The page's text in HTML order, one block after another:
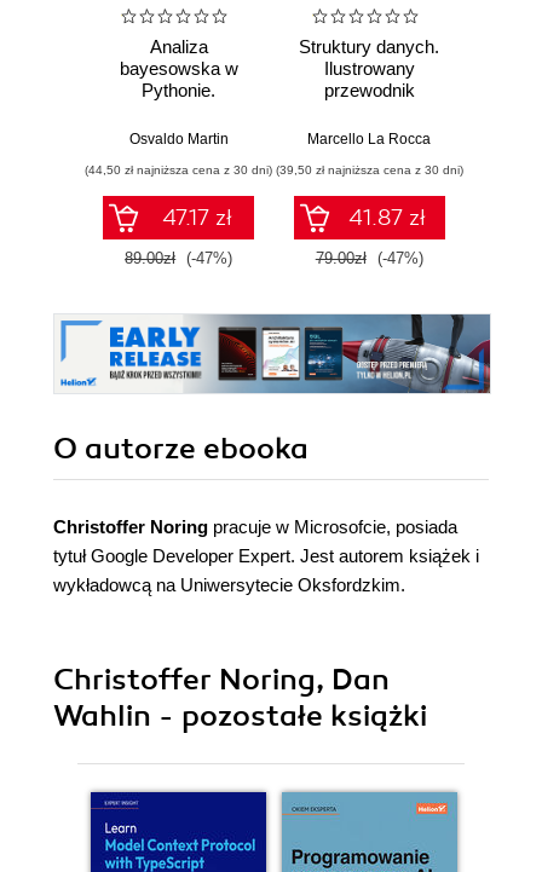
Analiza
bayesowska w
Pythonie.
przewodnik po
probabilistycznym.
Wydanie III
Osvaldo Martin
(44,50 zł najniższa cena z 30 dni)
47.17 zł
89.00zł (-47%)
Struktury danych.
Ilustrowany
przewodnik
Marcello La Rocca
(39,50 zł najniższa cena z 30 dni)
41.87 zł
79.00zł (-47%)
O autorze ebooka
Christoffer Noring pracuje w Microsofcie, posiada
tytuł Google Developer Expert. Jest autorem książek i
wykładowcą na Uniwersytecie Oksfordzkim.
Christoffer Noring, Dan
Wahlin - pozostałe książki